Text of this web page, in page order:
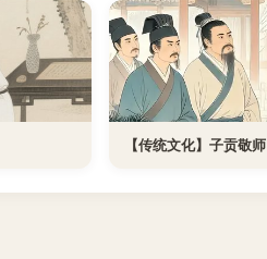
【传统文化】子贡敬师